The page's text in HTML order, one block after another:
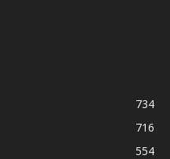
734
716
554